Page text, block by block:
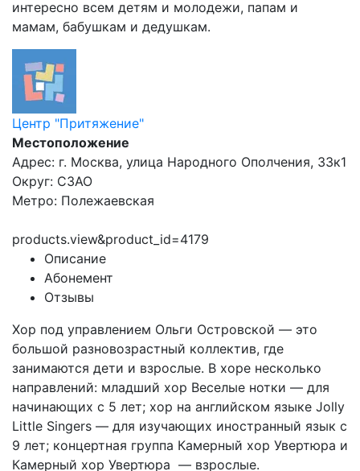
интересно всем детям и молодежи, папам и
мамам, бабушкам и дедушкам.
Центр "Притяжение"
Местоположение
Адрес: г. Москва, улица Народного Ополчения, 33к1
Округ: СЗАО
Метро: Полежаевская
products.view&product_id=4179
Описание
Абонемент
Отзывы
Хор под управлением Ольги Островской — это
большой разновозрастный коллектив, где
занимаются дети и взрослые. В хоре несколько
направлений: младший хор Веселые нотки — для
начинающих с 5 лет; хор на английском языке Jolly
Little Singers — для изучающих иностранный язык с
9 лет; концертная группа Камерный хор Увертюра и
Камерный хор Увертюра — взрослые.